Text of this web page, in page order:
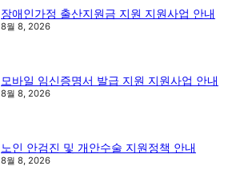
장애인가정 출산지원금 지원 지원사업 안내
8월 8, 2026
모바일 임신증명서 발급 지원 지원사업 안내
8월 8, 2026
노인 안검진 및 개안수술 지원정책 안내
8월 8, 2026